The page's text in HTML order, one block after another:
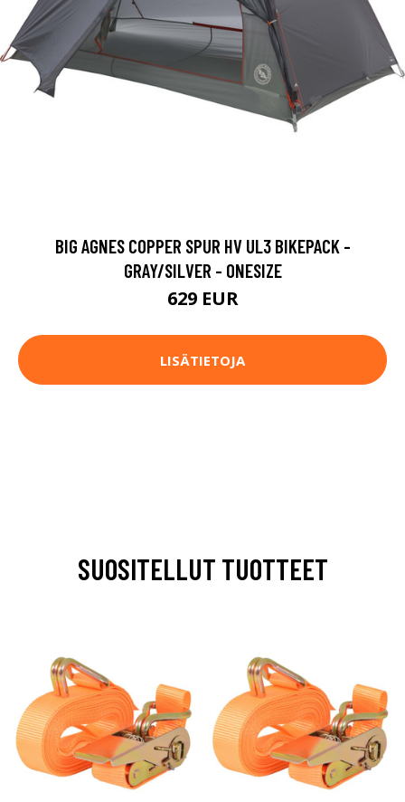
BIG AGNES COPPER SPUR HV UL3 BIKEPACK -
GRAY/SILVER - ONESIZE
629 EUR
LISÄTIETOJA
SUOSITELLUT TUOTTEET